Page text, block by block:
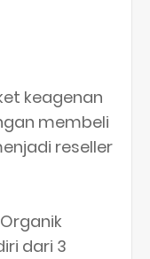
keagenan
membeli
reseller
Organik
dari 3